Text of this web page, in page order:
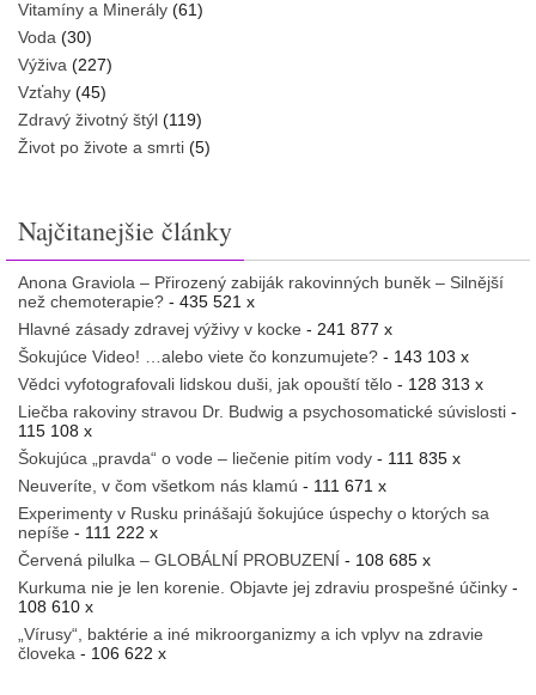
Vitamíny a Minerály (61)
Voda (30)
Výživa (227)
Vzťahy (45)
Zdravý životný štýl (119)
Život po živote a smrti (5)
Najčitanejšie články
Anona Graviola – Přirozený zabiják rakovinných buněk – Silnější
než chemoterapie? - 435 521 x
Hlavné zásady zdravej výživy v kocke - 241 877 x
Šokujúce Video! …alebo viete čo konzumujete? - 143 103 x
Vědci vyfotografovali lidskou duši, jak opouští tělo - 128 313 x
Liečba rakoviny stravou Dr. Budwig a psychosomatické súvislosti -
115 108 x
Šokujúca „pravda“ o vode – liečenie pitím vody - 111 835 x
Neuveríte, v čom všetkom nás klamú - 111 671 x
Experimenty v Rusku prinášajú šokujúce úspechy o ktorých sa
nepíše - 111 222 x
Červená pilulka – GLOBÁLNÍ PROBUZENÍ - 108 685 x
Kurkuma nie je len korenie. Objavte jej zdraviu prospešné účinky -
108 610 x
„Vírusy“, baktérie a iné mikroorganizmy a ich vplyv na zdravie
človeka - 106 622 x